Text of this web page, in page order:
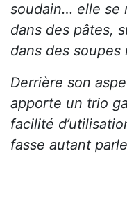
soudain… elle se
dans des pâtes,
dans des soupes
Derrière son
apporte un trio
facilité
fasse autant